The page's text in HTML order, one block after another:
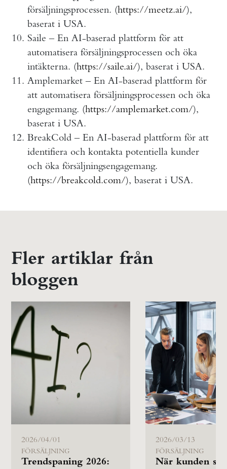
försäljningsprocessen. (https://meetz.ai/),
baserat i USA.
Saile – En AI-baserad plattform för att
automatisera försäljningsprocessen och öka
intäkterna. (https://saile.ai/), baserat i USA.
Amplemarket – En AI-baserad plattform för
att automatisera försäljningsprocessen och öka
engagemang. (https://amplemarket.com/),
baserat i USA.
BreakCold – En AI-baserad plattform för att
identifiera och kontakta potentiella kunder
och öka försäljningsengagemang.
(https://breakcold.com/), baserat i USA.
Fler artiklar från
bloggen
2026/04/01
FÖRSÄLJNING
Trendspaning 2026:
2026/03/13
FÖRSÄLJNING
När kunden